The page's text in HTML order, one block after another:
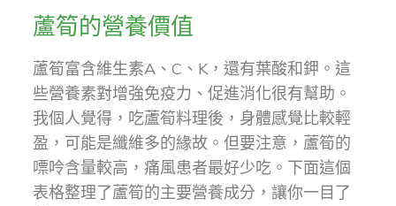
蘆筍的營養價值
蘆筍富含維生素A、C、K，還有葉酸和鉀。這
些營養素對增強免疫力、促進消化很有幫助。
我個人覺得，吃蘆筍料理後，身體感覺比較輕
盈，可能是纖維多的緣故。但要注意，蘆筍的
嘌呤含量較高，痛風患者最好少吃。下面這個
表格整理了蘆筍的主要營養成分，讓你一目了